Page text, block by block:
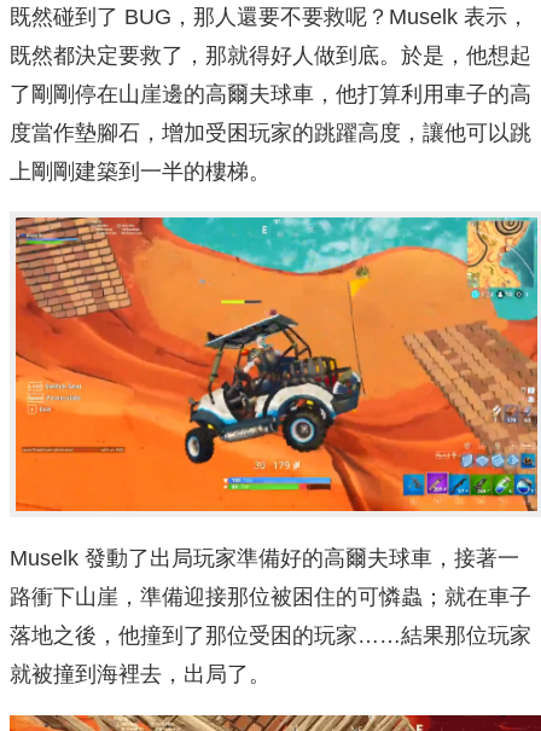
既然碰到了 BUG，那人還要不要救呢？Muselk 表示，
既然都決定要救了，那就得好人做到底。於是，他想起
了剛剛停在山崖邊的高爾夫球車，他打算利用車子的高
度當作墊腳石，增加受困玩家的跳躍高度，讓他可以跳
上剛剛建築到一半的樓梯。
Muselk 發動了出局玩家準備好的高爾夫球車，接著一
路衝下山崖，準備迎接那位被困住的可憐蟲；就在車子
落地之後，他撞到了那位受困的玩家……結果那位玩家
就被撞到海裡去，出局了。